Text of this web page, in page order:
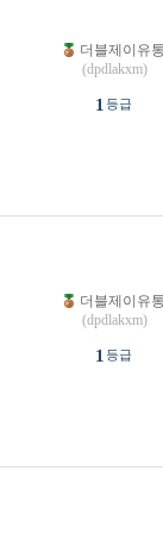
더블제이유통
(dpdlakxm)
1 등급
더블제이유통
(dpdlakxm)
1 등급